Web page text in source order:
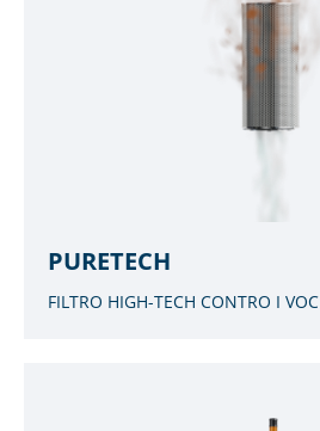
PURETECH
FILTRO HIGH-TECH CONTRO I VOC